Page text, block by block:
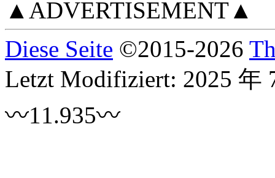
▲ADVERTISEMENT▲
Diese Seite ©2015-2026
Letzt Modifiziert: 2025 年
〰11.935〰